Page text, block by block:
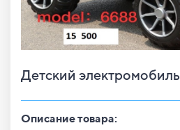
Детский электромобиль
Описание товара: